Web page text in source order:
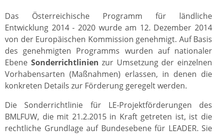
Das Österreichische Programm für ländliche
Entwicklung 2014 - 2020 wurde am 12. Dezember 2014
von der Europäischen Kommission genehmigt. Auf Basis
des genehmigten Programms wurden auf nationaler
Ebene Sonderrichtlinien zur Umsetzung der einzelnen
Vorhabensarten (Maßnahmen) erlassen, in denen die
konkreten Details zur Förderung geregelt werden.
Die Sonderrichtlinie für LE-Projektförderungen des
BMLFUW, die mit 21.2.2015 in Kraft getreten ist, ist die
rechtliche Grundlage auf Bundesebene für LEADER. Sie